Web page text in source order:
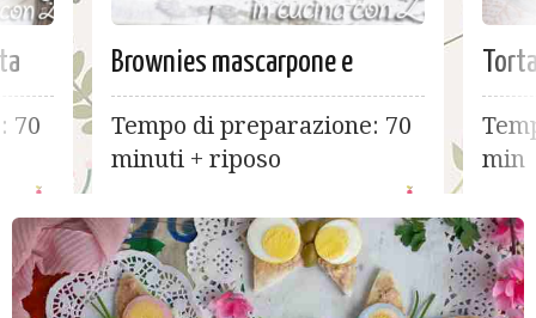
70
Brownies mascarpone e
cioccolato
Tempo di preparazione: 70
minuti + riposo
min